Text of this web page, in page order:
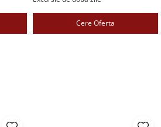
Cere Oferta